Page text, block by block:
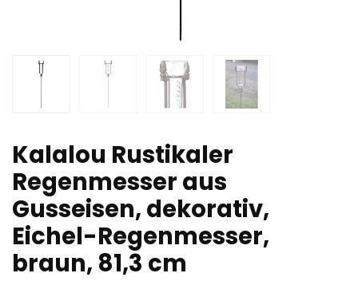
Kalalou Rustikaler
Regenmesser aus
Gusseisen, dekorativ,
Eichel-Regenmesser,
braun, 81,3 cm